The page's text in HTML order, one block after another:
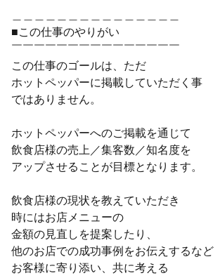
■この仕事のやりがい
￣￣￣￣￣￣￣￣￣￣￣￣￣￣￣
この仕事のゴールは、ただ
ホットペッパーに掲載していただく事
ではありません。
ホットペッパーへのご掲載を通じて
飲食店様の売上／集客数／知名度を
アップさせることが目標となります。
飲食店様の現状を教えていただき
時にはお店メニューの
金額の見直しを提案したり、
他のお店での成功事例をお伝えするなど
お客様に寄り添い、共に考える